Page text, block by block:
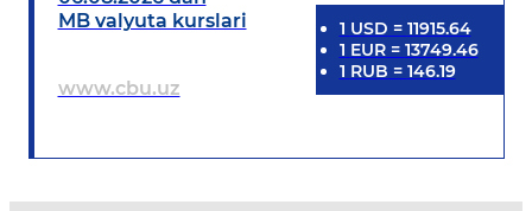
MB valyuta kurslari
www.cbu.uz
1 USD = 11915.64
1 EUR= 13749.46
1 RUB = 146.19